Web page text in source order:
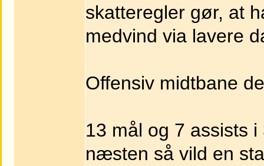
skatteregler gør, at
medvind via lavere
Offensiv midtbane
13 mål og 7 assists
næsten så vild en